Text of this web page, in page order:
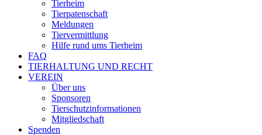
Tierheim
Tierpatenschaft
Meldungen
Tiervermittlung
Hilfe rund ums Tierheim
FAQ
TIERHALTUNG UND RECHT
VEREIN
Über uns
Sponsoren
Tierschutzinformationen
Mitgliedschaft
Spenden